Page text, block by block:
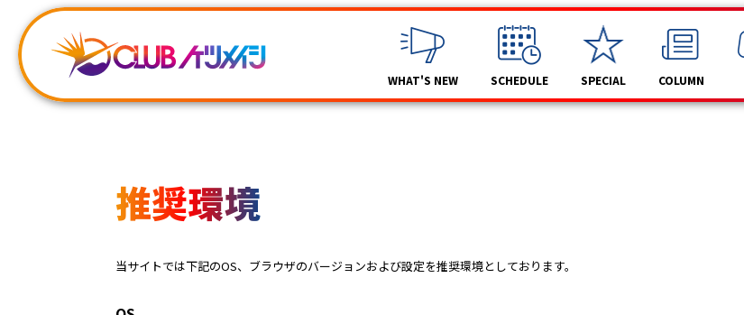
WHAT'S NEW SCHEDULE SPECIAL COLUMN
推奨環境
当サイトでは下記のOS、ブラウザのバージョンおよび設定を推奨環境としております。